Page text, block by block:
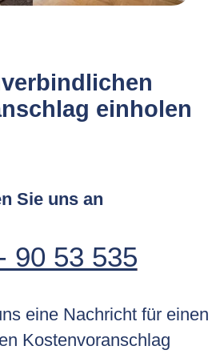
einholen
Sie uns an
90 53 535
eine Nachricht für einen
Kostenvoranschlag